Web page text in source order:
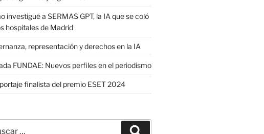
investigué a SERMAS GPT, la IA que se coló
hospitales de Madrid
representación y derechos en la IA
FUNDAE: Nuevos perfiles en el periodismo
finalista del premio ESET 2024